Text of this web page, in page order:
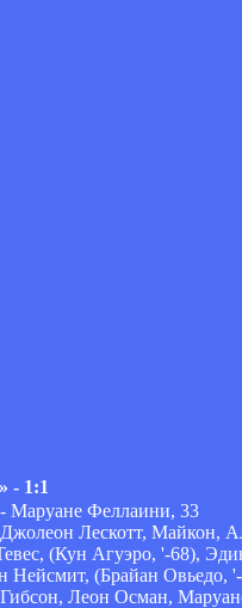
- 1:1
- Маруане Феллаини, 33
Лескотт, Майкон,
(Кун Агуэро, '-68),
Нейсмит, (Брайан
Леон Осман,